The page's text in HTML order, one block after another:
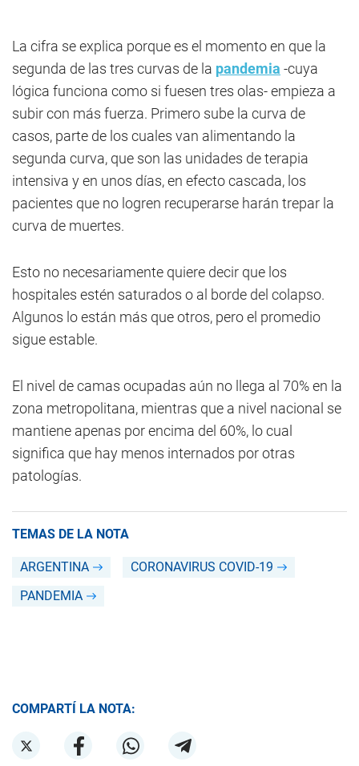
La cifra se explica porque es el momento en que la
segunda de las tres curvas de la pandemia -cuya
lógica funciona como si fuesen tres olas- empieza a
subir con más fuerza. Primero sube la curva de
casos, parte de los cuales van alimentando la
segunda curva, que son las unidades de terapia
intensiva y en unos días, en efecto cascada, los
pacientes que no logren recuperarse harán trepar la
curva de muertes.
Esto no necesariamente quiere decir que los
hospitales estén saturados o al borde del colapso.
Algunos lo están más que otros, pero el promedio
sigue estable.
El nivel de camas ocupadas aún no llega al 70% en la
zona metropolitana, mientras que a nivel nacional se
mantiene apenas por encima del 60%, lo cual
significa que hay menos internados por otras
patologías.
TEMAS DE LA NOTA
ARGENTINA
CORONAVIRUS COVID-19
PANDEMIA
COMPARTÍ LA NOTA: